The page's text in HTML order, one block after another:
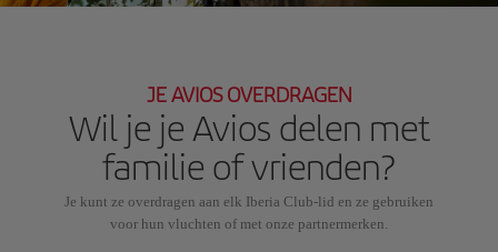
JE AVIOS OVERDRAGEN
Wil je je Avios delen met
familie of vrienden?
Je kunt ze overdragen aan elk Iberia Club-lid en ze gebruiken
voor hun vluchten of met onze partnermerken.